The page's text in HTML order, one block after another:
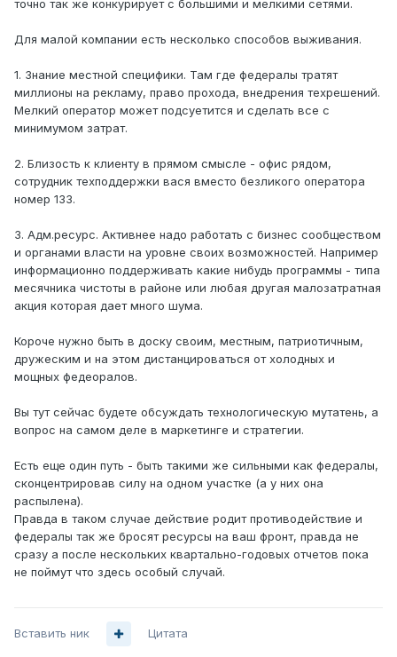
точно так же конкурирует с большими и мелкими сетями.
Для малой компании есть несколько способов выживания.
1. Знание местной специфики. Там где федералы тратят
миллионы на рекламу, право прохода, внедрения техрешений.
Мелкий оператор может подсуетится и сделать все с
минимумом затрат.
2. Близость к клиенту в прямом смысле - офис рядом,
сотрудник техподдержки вася вместо безликого оператора
номер 133.
3. Адм.ресурс. Активнее надо работать с бизнес сообществом
и органами власти на уровне своих возможностей. Например
информационно поддерживать какие нибудь программы - типа
месячника чистоты в районе или любая другая малозатратная
акция которая дает много шума.
Короче нужно быть в доску своим, местным, патриотичным,
дружеским и на этом дистанцироваться от холодных и
мощных федеоралов.
Вы тут сейчас будете обсуждать технологическую мутатень, а
вопрос на самом деле в маркетинге и стратегии.
Есть еще один путь - быть такими же сильными как федералы,
сконцентрировав силу на одном участке (а у них она
распылена).
Правда в таком случае действие родит противодействие и
федералы так же бросят ресурсы на ваш фронт, правда не
сразу а после нескольких квартально-годовых отчетов пока
не поймут что здесь особый случай.
Вставить ник Цитата